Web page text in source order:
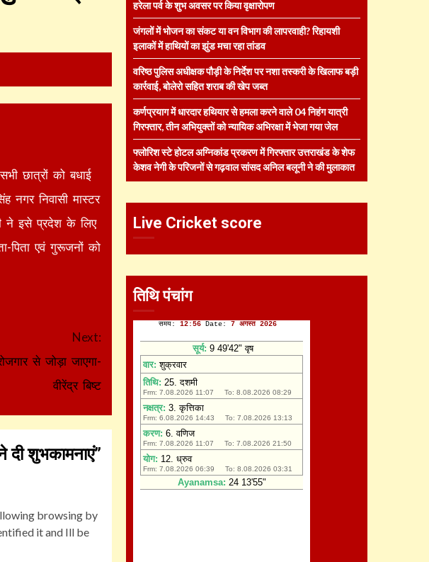
छात्रों को बधाई
नगर निवासी मास्टर
ने इसे प्रदेश के लिए
पिता एवं गुरूजनों को
Next:
से जोड़ा जाएगा-
वीरेंद्र बिष्ट
दी शुभकामनाएं”
browsing by
it and Ill be
हरेला पर्व के शुभ अवसर पर किया वृक्षारोपण
जंगलों में भोजन का संकट या वन विभाग की लापरवाही? रिहायशी
इलाकों में हाथियों का झुंड मचा रहा तांडव
वरिष्ठ पुलिस अधीक्षक पौड़ी के निर्देश पर नशा तस्करी के खिलाफ बड़ी
कार्रवाई, बोलेरो सहित शराब की खेप जब्त
कर्णप्रयाग में धारदार हथियार से हमला करने वाले 04 निहंग यात्री
गिरफ्तार, तीन अभियुक्तों को न्यायिक अभिरक्षा में भेजा गया जेल
फ्लोरिश स्टे होटल अग्निकांड प्रकरण में गिरफ्तार उत्तराखंड के शेफ
केशव नेगी के परिजनों से गढ़वाल सांसद अनिल बलूनी ने की मुलाकात
Live Cricket score
तिथि पंचांग